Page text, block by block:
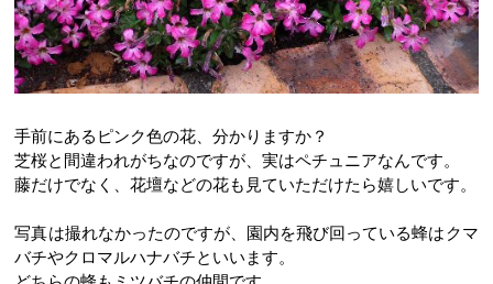
手前にあるピンク色の花、分かりますか？
芝桜と間違われがちなのですが、実はペチュニアなんです。
藤だけでなく、花壇などの花も見ていただけたら嬉しいです。
写真は撮れなかったのですが、園内を飛び回っている蜂はクマ
バチやクロマルハナバチといいます。